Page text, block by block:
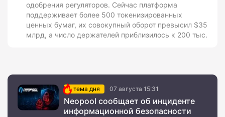
одобрения регуляторов. Сейчас платформа
поддерживает более 500 токенизированных
ценных бумаг, их совокупный оборот превысил $35
млрд, а число держателей приблизилось к 200 тыс.
тема дня 07 августа 15:31
Neopool сообщает об инциденте
информационной безопасности